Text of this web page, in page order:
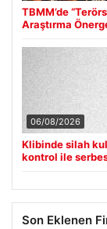
TBMM’de
Araştırma
06/08/2026
Klibinde silah
kontrol ile
Son Eklenen